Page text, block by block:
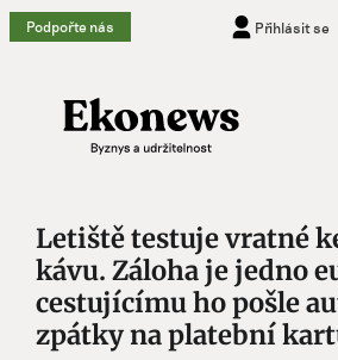
Přeskočit
na
Podpořte nás Přihlásit se
Letiště testuje vratné
kávu. Záloha je jedno
cestujícímu ho pošle
zpátky na platební